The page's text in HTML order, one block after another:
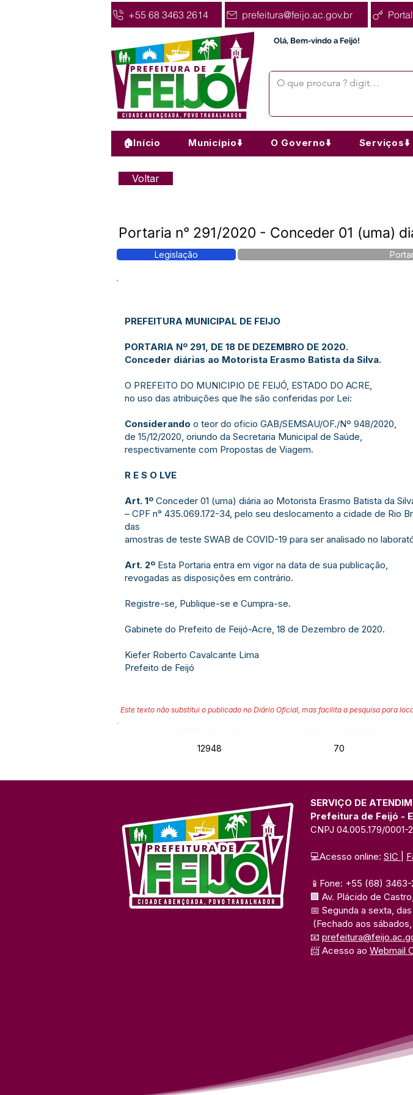
+55 68 3463 2614 prefeitura@feijo.ac.gov.br
Olá, Bem-vindo a Feijó!
🏠Início Município⬇️ O Governo⬇️ Serviços⬇️
Voltar
Portaria n° 291/2020 - Conceder 01 (uma)
Legislação
PREFEITURA MUNICIPAL DE FEIJO
PORTARIA Nº 291, DE 18 DE DEZEMBRO DE 2020.
Conceder diárias ao Motorista Erasmo Batista da Silva.
O PREFEITO DO MUNICIPIO DE FEIJÓ, ESTADO DO ACRE,
no uso das atribuições que lhe são conferidas por Lei:
Considerando o teor do oficio GAB/SEMSAU/OF./Nº 948/2020,
de 15/12/2020, oriundo da Secretaria Municipal de Saúde,
respectivamente com Propostas de Viagem.
R E S O LVE
Art. 1º Conceder 01 (uma) diária ao Motorista Erasmo Batista da
– CPF n° 435.069.172-34, pelo seu deslocamento a cidade de Rio
das
amostras de teste SWAB de COVID-19 para ser analisado no
Art. 2º Esta Portaria entra em vigor na data de sua publicação,
revogadas as disposições em contrário.
Registre-se, Publique-se e Cumpra-se.
Gabinete do Prefeito de Feijó-Acre, 18 de Dezembro de 2020.
Kiefer Roberto Cavalcante Lima
Prefeito de Feijó
Este texto não substitui o publicado no Diário Oficial, mas facilita a pesquisa para
12948
70
SERVIÇO DE
Prefeitura de Feijó -
CNPJ 04.005.179/0001-
💻Acesso online: SIC
📱Fone: +55 (68) 3463-
🏢 Av. Plácido de
📅 Segunda a sexta, das
(Fechado aos
📧
📨 Acesso ao Webmail